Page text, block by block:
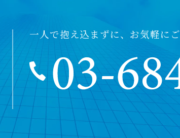
一人で抱え込まずに、お気軽に